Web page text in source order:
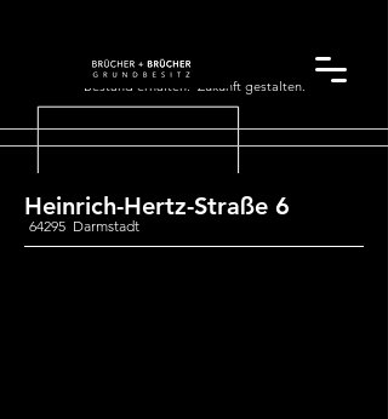
Bestand erhalten. Zukunft gestalten.
Heinrich-Hertz-Straße 6
64295 Darmstadt